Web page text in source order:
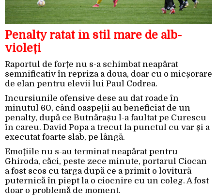
Penalty ratat în stil mare de alb-
violeți
Raportul de forțe nu s-a schimbat neapărat
semnificativ în repriza a doua, doar cu o micșorare
de elan pentru elevii lui Paul Codrea.
Incursiunile ofensive dese au dat roade în
minutul 60, când oaspeții au beneficiat de un
penalty, după ce Butnărașu l-a faultat pe Curescu
în careu. David Popa a trecut la punctul cu var și a
executat foarte slab, pe lângă.
Emoțiile nu s-au terminat neapărat pentru
Ghiroda, căci, peste zece minute, portarul Ciocan
a fost scos cu targa după ce a primit o lovitură
puternică în piept la o ciocnire cu un coleg. A fost
doar o problemă de moment.